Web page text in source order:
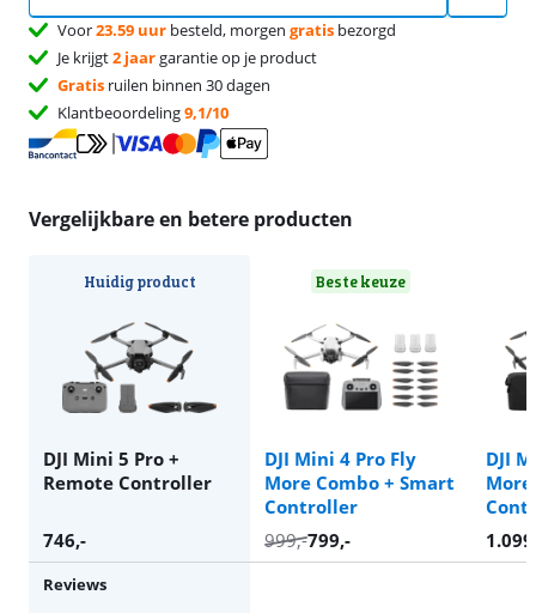
Voor23.59 uur besteld, morgen gratis bezorgd
Je krijgt2 jaargarantie op je product
Gratis ruilen binnen 30 dagen
Klantbeoordeling9,1/10
Vergelijkbare en betere producten
Huidig product
DJI Mini 5 Pro +
Remote Controller
Beste keuze
DJI Mini 4 Pro Fly
More Combo + Smart
Controller
DJI
746,- 999,-799,- 1.099
Reviews